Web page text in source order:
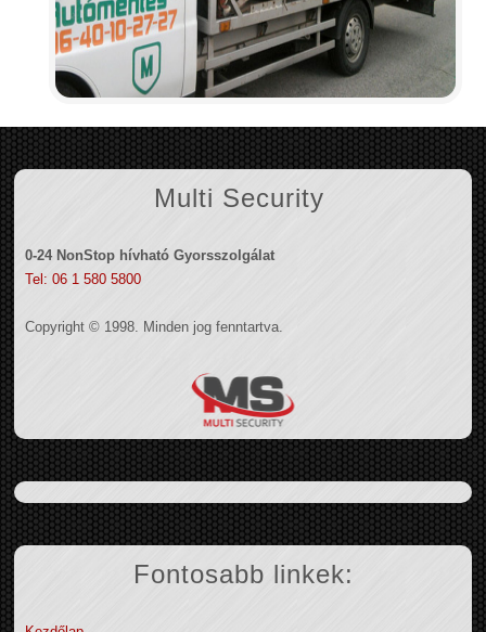
Multi Security
0-24 NonStop hívható Gyorsszolgálat
Tel: 06 1 580 5800
Copyright © 1998. Minden jog fenntartva.
Fontosabb linkek: